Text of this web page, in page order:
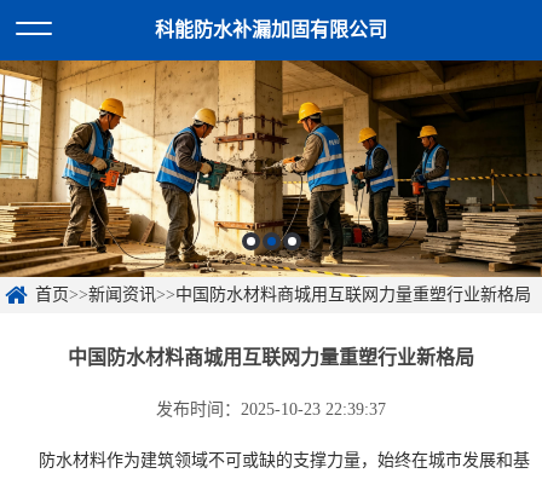
科能防水补漏加固有限公司
首页>>新闻资讯>>中国防水材料商城用互联网力量重塑行业新格局
中国防水材料商城用互联网力量重塑行业新格局
发布时间：2025-10-23 22:39:37
防水材料作为建筑领域不可或缺的支撑力量，始终在城市发展和基